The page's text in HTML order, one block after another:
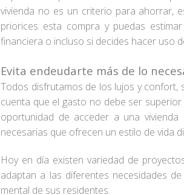
vivienda no es un criterio para ahorrar,
priorices esta compra y puedas
financiera o incluso si decides hacer uso
Evita endeudarte más de lo
Todos disfrutamos de los lujos y confort,
cuenta que el gasto no debe ser
oportunidad de acceder a una
necesarias que ofrecen un estilo de vida
Hoy en día existen variedad de
adaptan a las diferentes necesidades
mental de sus residentes.